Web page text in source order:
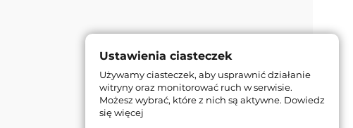
Ustawienia ciasteczek
Używamy ciasteczek, aby usprawnić działanie
witryny oraz monitorować ruch w serwisie.
Możesz wybrać, które z nich są aktywne. Dowiedz
się więcej